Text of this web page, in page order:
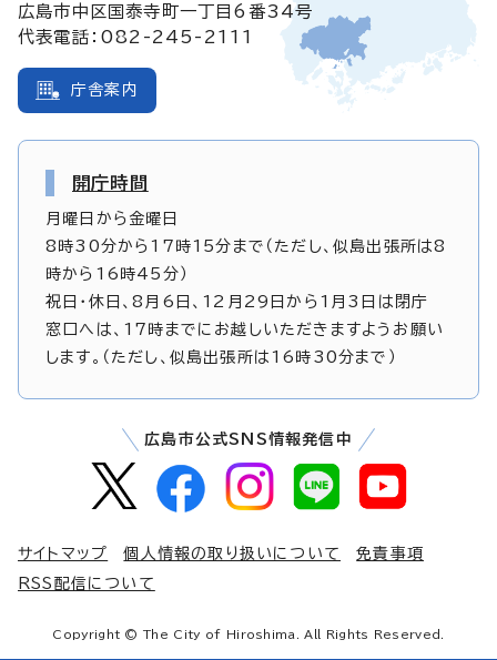
広島市中区国泰寺町一丁目6番34号
代表電話：082-245-2111
庁舎案内
開庁時間
月曜日から金曜日
8時30分から17時15分まで（ただし、似島出張所は8
時から16時45分）
祝日・休日、8月6日、12月29日から1月3日は閉庁
窓口へは、17時までにお越しいただきますようお願い
します。（ただし、似島出張所は16時30分まで）
広島市公式SNS情報発信中
サイトマップ 個人情報の取り扱いについて
免責事項
RSS配信について
Copyright © The City of Hiroshima. All Rights Reserved.